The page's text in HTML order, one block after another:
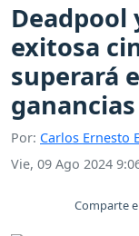
Deadpool
exitosa
superará
Por: Carlos Ernesto
Vie, 09 Ago 2024
Comparte